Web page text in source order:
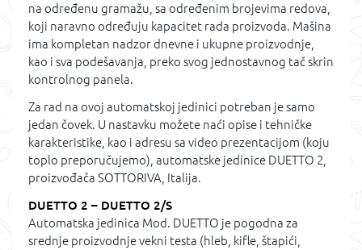
na određenu gramažu, sa određenim brojevima redova,
koji naravno određuju kapacitet rada proizvoda. Mašina
ima kompletan nadzor dnevne i ukupne proizvodnje,
kao i sva podešavanja, preko svog jednostavnog tač skrin
kontrolnog panela.
Za rad na ovoj automatskoj jedinici potreban je samo
jedan čovek. U nastavku možete naći opise i tehničke
karakteristike, kao i adresu sa video prezentacijom (koju
toplo preporučujemo), automatske jedinice DUETTO 2,
proizvođača SOTTORIVA, Italija.
DUETTO 2 – DUETTO 2/S
Automatska jedinica Mod. DUETTO je pogodna za
srednje proizvodnje vekni testa (hleb, kifle, štapići,